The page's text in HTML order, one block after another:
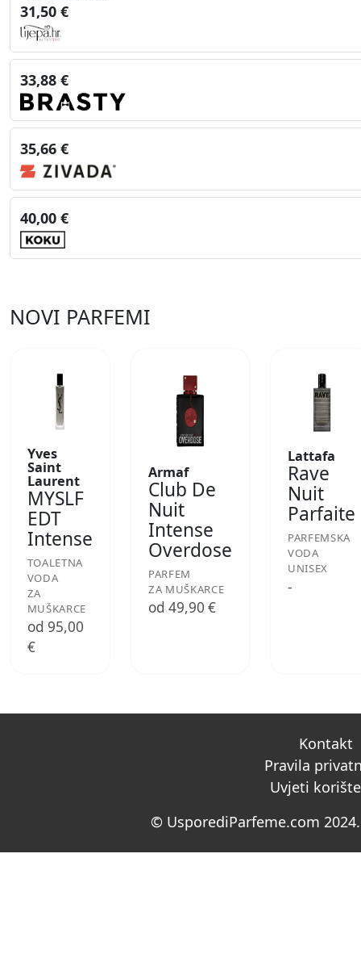
31,50 €
33,88 €
35,66 €
40,00 €
NOVI PARFEMI
Yves
Saint
Laurent
MYSLF
EDT
Intense
TOALETNA
VODA
ZA
MUŠKARCE
od 95,00
€
Armaf
Club De
Nuit
Intense
Overdose
PARFEM
ZA MUŠKARCE
od 49,90 €
Lattafa
Rave
Nuit
Parfaite
PARFEMSKA
VODA
UNISEX
-
Kontakt
Pravila
Uvjeti
© UsporediParfeme.com